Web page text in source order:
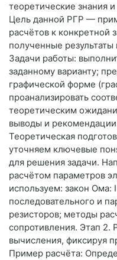
теоретические знания
Цель данной РГР —
расчётов к конкретной
полученные
Задачи работы:
заданному варианту;
графической форме
проанализировать
теоретическим
выводы и
Теоретическая
уточняем ключевые
для решения задачи.
расчётом параметров
используем: закон Ома:
последовательного и
резисторов; методы
сопротивления. Этап
вычисления, фиксируя
Пример расчёта: